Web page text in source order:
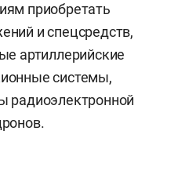
приобретать
и спецсредств,
артиллерийские
системы,
радиоэлектронной